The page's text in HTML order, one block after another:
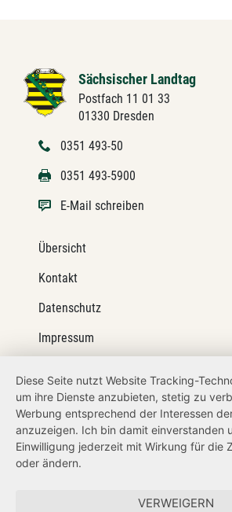
Sächsischer Landtag
Postfach 11 01 33
01330 Dresden
0351 493-50
0351 493-5900
E-Mail schreiben
Übersicht
Kontakt
Datenschutz
Impressum
Netiquette
Transparenzanspruch
Hinweisgeberschutz
Forum Mitteleuropa
Diese Seite nutzt Website Tracking-
um ihre Dienste anzubieten, stetig zu
Werbung entsprechend der Interessen
anzuzeigen. Ich bin damit einverstanden
Einwilligung jederzeit mit Wirkung für die
oder ändern.
VERWEIGERN